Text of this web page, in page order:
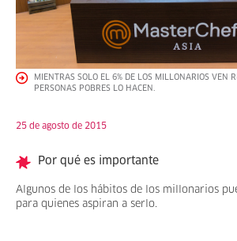
MIENTRAS SOLO EL 6% DE LOS MILLONARIOS VEN
PERSONAS POBRES LO HACEN.
25 de agosto de 2015
Por qué es importante
Algunos de los hábitos de los millonarios
para quienes aspiran a serlo.